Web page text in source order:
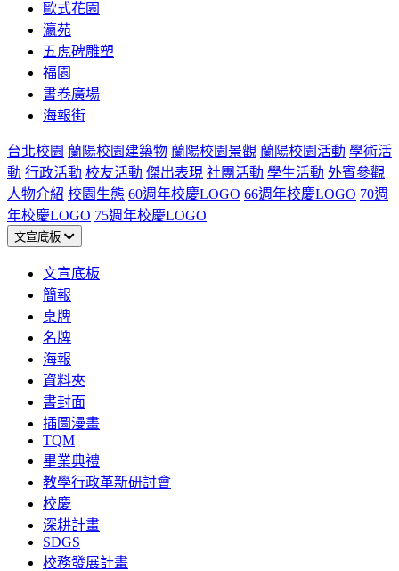
歐式花園
瀛苑
五虎碑雕塑
福園
書卷廣場
海報街
台北校園 蘭陽校園建築物 蘭陽校園景觀 蘭陽校園活動 學術活
動 行政活動 校友活動 傑出表現 社團活動 學生活動 外賓參觀
人物介紹 校園生態 60週年校慶LOGO 66週年校慶LOGO 70週
年校慶LOGO 75週年校慶LOGO
文宣底板
文宣底板
簡報
桌牌
名牌
海報
資料夾
書封面
插圖漫畫
TQM
畢業典禮
教學行政革新研討會
校慶
深耕計畫
SDGS
校務發展計畫